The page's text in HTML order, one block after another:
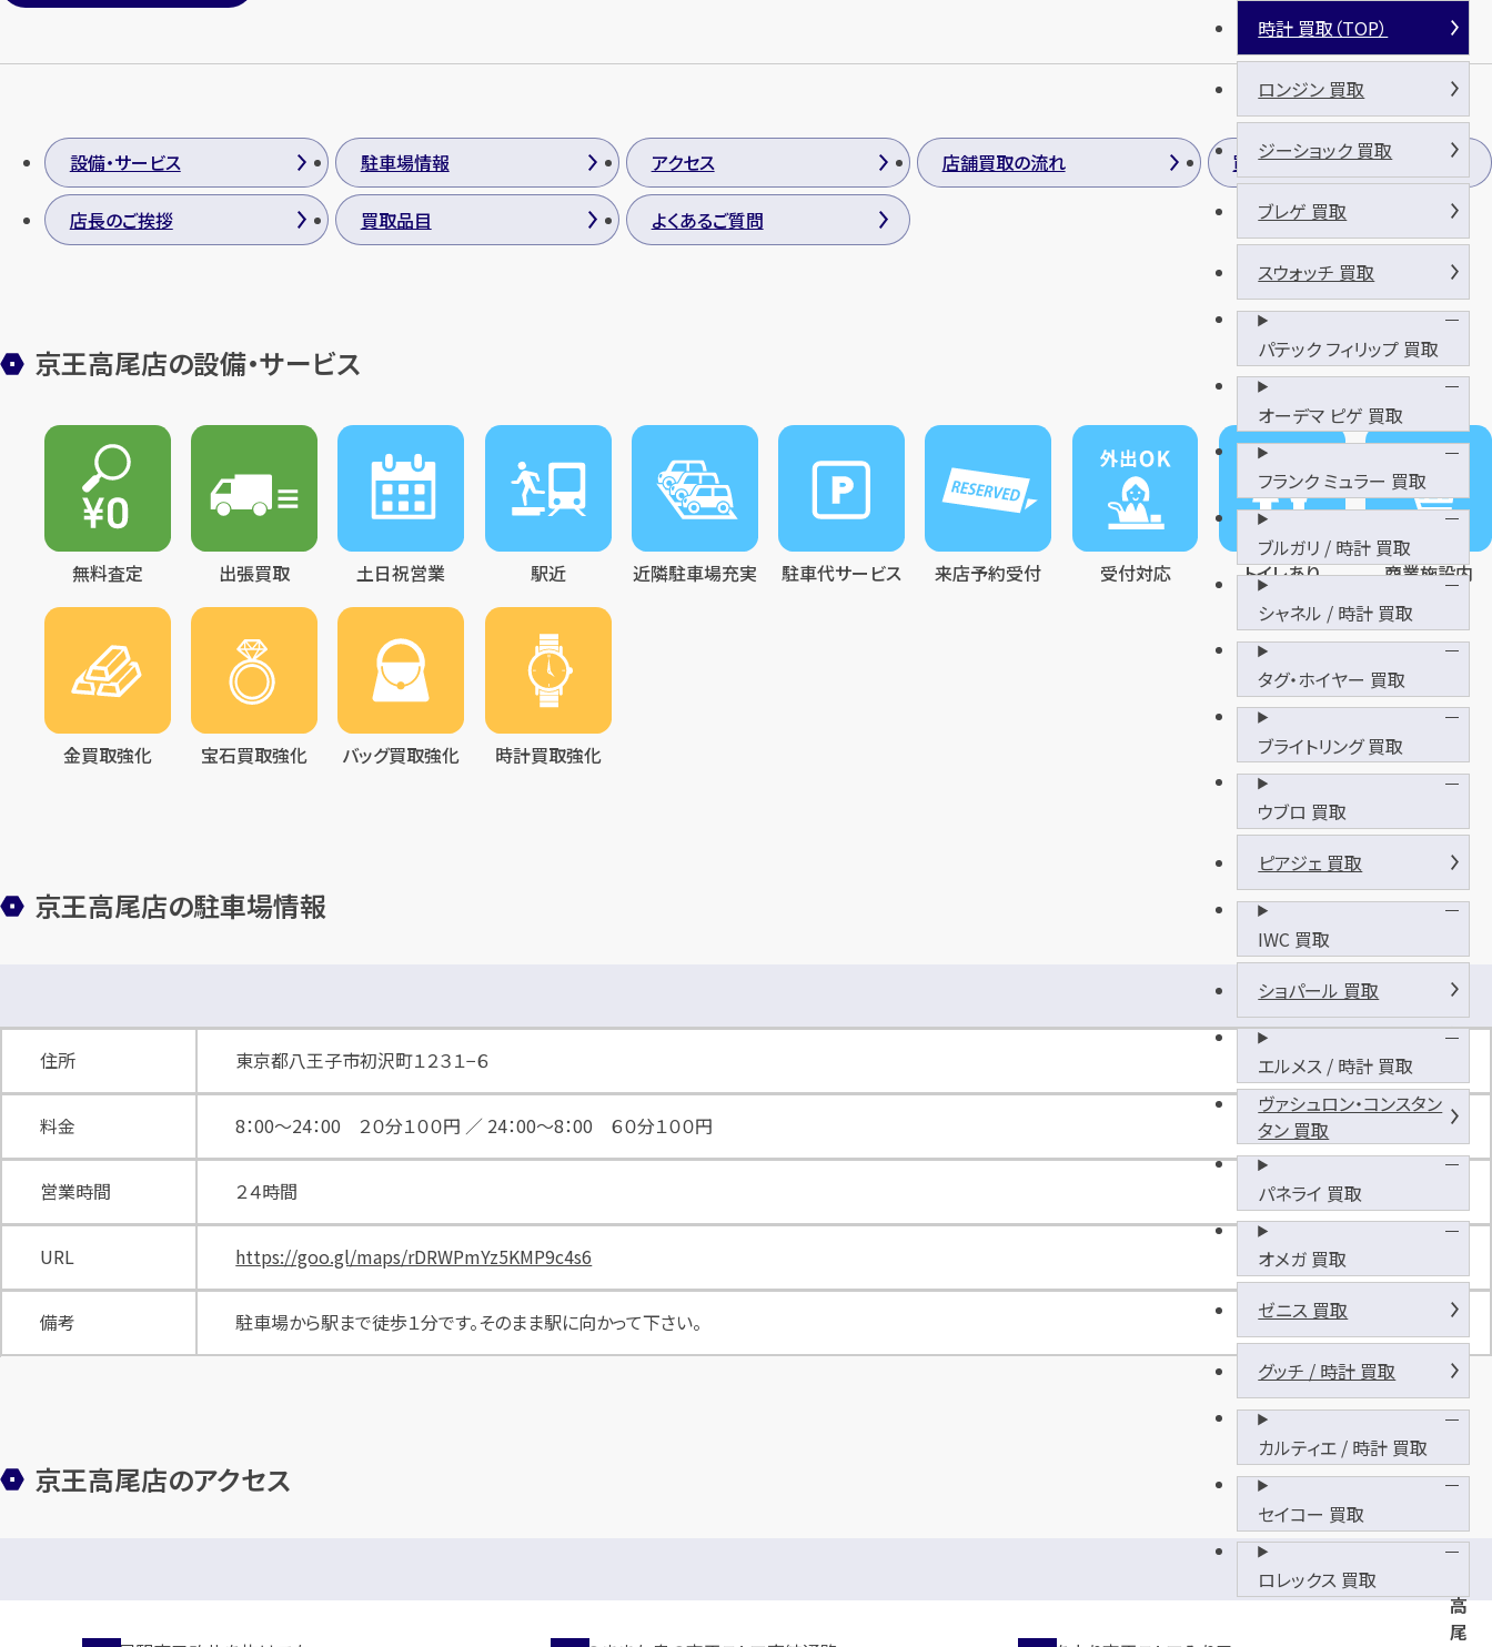
設備・サービス 駐車場情報 アクセス 店舗買取の流れ 買取方法
店長のご挨拶 買取品目 よくあるご質問
京王高尾店の設備・サービス
無料査定 出張買取 土日祝営業 駅近 近隣駐車場充実 駐車代サービス 来店予約受付 受付対応 トイレあり 商業施設内
金買取強化 宝石買取強化 バッグ買取強化 時計買取強化
京王高尾店の駐車場情報
京
王
コ
ン
パ
ー
ク
尾
住所 東京都八王子市初沢町１２３１−６
料金 8：00～24：00 ２０分１００円 ／ 24：00～8：00 ６０分１００円
営業時間 ２４時間
URL https://goo.gl/maps/rDRWPmYz5KMP9c4s6
備考 駐車場から駅まで徒歩１分です。そのまま駅に向かって下さい。
京王高尾店のアクセス
京
高
尾
時計 買取（TOP）
ロンジン 買取
ジーショック 買取
ブレゲ 買取
スウォッチ 買取
パテック フィリップ 買取
オーデマ ピゲ 買取
フランク ミュラー 買取
ブルガリ / 時計 買取
シャネル / 時計 買取
タグ・ホイヤー 買取
ブライトリング 買取
ウブロ 買取
ピアジェ 買取
IWC 買取
ショパール 買取
エルメス / 時計 買取
ヴァシュロン・コンスタン
タン 買取
パネライ 買取
オメガ 買取
ゼニス 買取
グッチ / 時計 買取
カルティエ / 時計 買取
セイコー 買取
ロレックス 買取